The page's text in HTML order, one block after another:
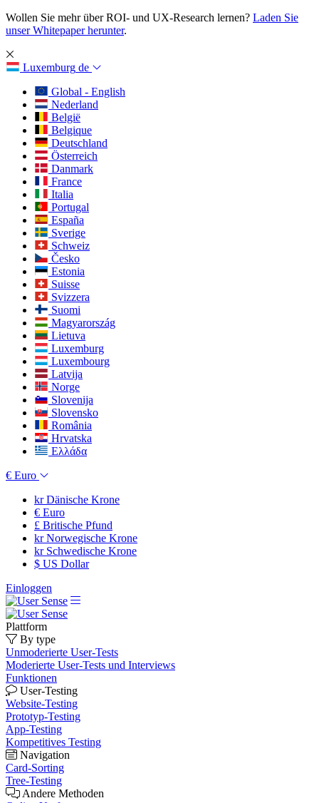
Wollen Sie mehr über ROI- und UX-Research lernen? Laden Sie
unser Whitepaper herunter.
Luxemburg de
Global - English
Nederland
België
Belgique
Deutschland
Österreich
Danmark
France
Italia
Portugal
España
Sverige
Schweiz
Česko
Estonia
Suisse
Svizzera
Suomi
Magyarország
Lietuva
Luxemburg
Luxembourg
Latvija
Norge
Slovenija
Slovensko
România
Hrvatska
Ελλάδα
€ Euro
krDänische Krone
€ Euro
£ Britische Pfund
krNorwegische Krone
krSchwedische Krone
$ US Dollar
Einloggen
Plattform
By type
Unmoderierte User-Tests
Moderierte User-Tests und Interviews
Funktionen
User-Testing
Website-Testing
Prototyp-Testing
App-Testing
Kompetitives Testing
Navigation
Card-Sorting
Tree-Testing
Andere Methoden